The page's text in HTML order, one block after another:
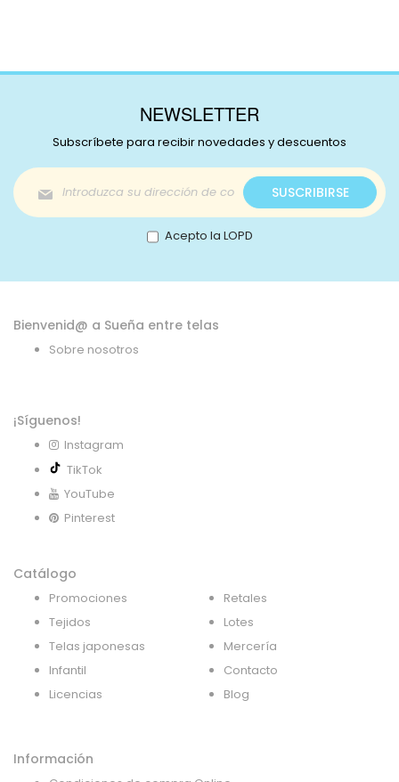
NEWSLETTER
Subscríbete para recibir novedades y descuentos
Inscríbase
a
nuestro
boletín
de
SUSCRIBIRSE
Acepto la LOPD
Bienvenid@ a Sueña entre telas
Sobre nosotros
¡Síguenos!
Instagram
TikTok
YouTube
Pinterest
Catálogo
Promociones
Tejidos
Telas japonesas
Infantil
Licencias
Retales
Lotes
Mercería
Contacto
Blog
Información